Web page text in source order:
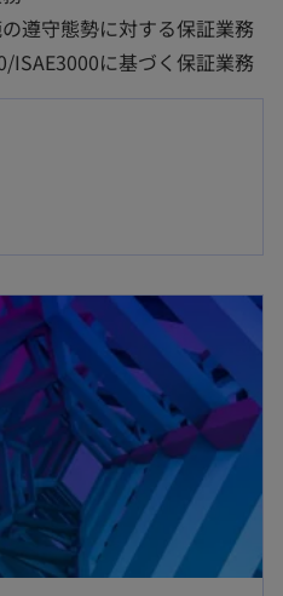
遵守態勢に対する保証業務
ISAE3000に基づく保証業務